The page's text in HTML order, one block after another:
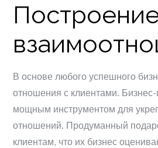
В основе любого успешного
отношения с клиентами.
мощным инструментом для
отношений. Продуманный
клиентам, что их бизнес